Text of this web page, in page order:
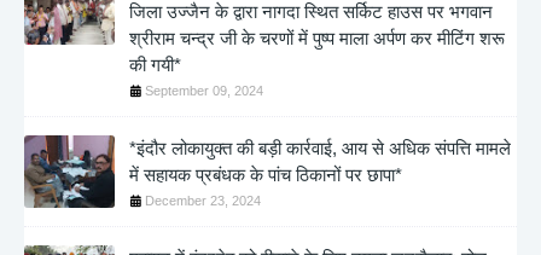
जिला उज्जैन के द्वारा नागदा स्थित सर्किट हाउस पर भगवान
श्रीराम चन्द्र जी के चरणों में पुष्प माला अर्पण कर मीटिंग शरू
की गयी*
September 09, 2024
*इंदौर लोकायुक्त की बड़ी कार्रवाई, आय से अधिक संपत्ति मामले
में सहायक प्रबंधक के पांच ठिकानों पर छापा*
December 23, 2024